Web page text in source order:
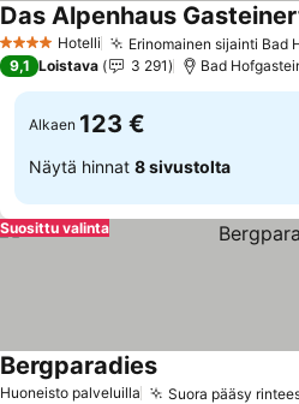
4 Tähtiluokitus
Hotelli Erinomainen sijainti Bad
Das Alpenhaus
9,1 Loistava 3 291 Bad
Alkaen 123 €
Näytä hinnat 8 sivustolta
Suosittu valinta
Huoneisto palveluilla Suora pääsy
BergparadiesKatso hinnat